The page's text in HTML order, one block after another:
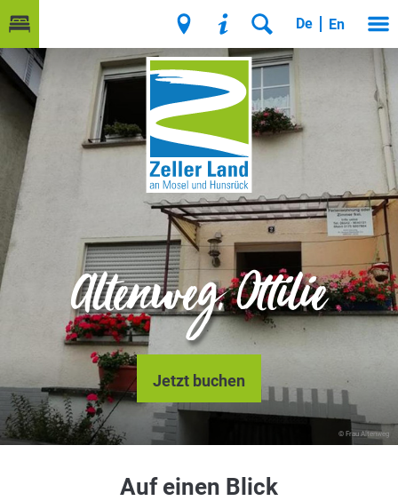
De En
© Frau Altenweg
Altenweg, Ottilie
Jetzt buchen
Auf einen Blick